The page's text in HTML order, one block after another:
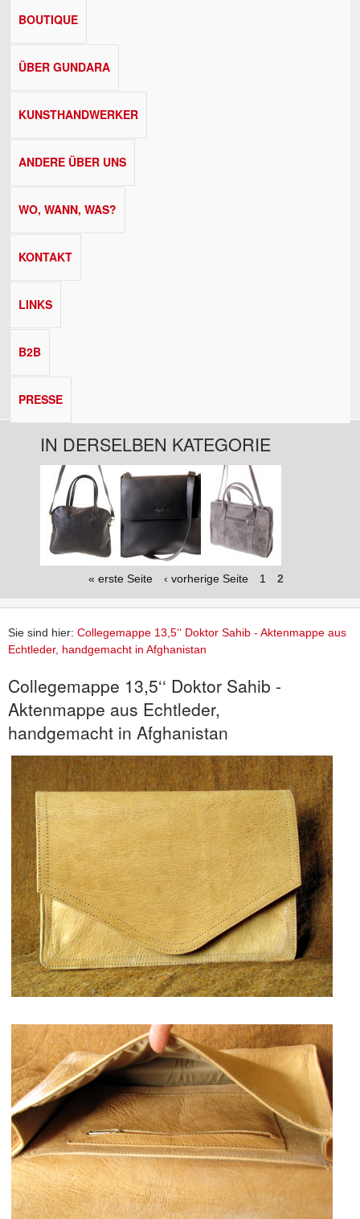
BOUTIQUE
ÜBER GUNDARA
KUNSTHANDWERKER
ANDERE ÜBER UNS
WO, WANN, WAS?
KONTAKT
LINKS
B2B
PRESSE
IN DERSELBEN KATEGORIE
Seiten
« erste Seite ‹ vorherige Seite 1 2
Sie sind hier: Collegemappe 13,5‘‘ Doktor Sahib - Aktenmappe aus
Echtleder, handgemacht in Afghanistan
Collegemappe 13,5‘‘ Doktor Sahib -
Aktenmappe aus Echtleder,
handgemacht in Afghanistan